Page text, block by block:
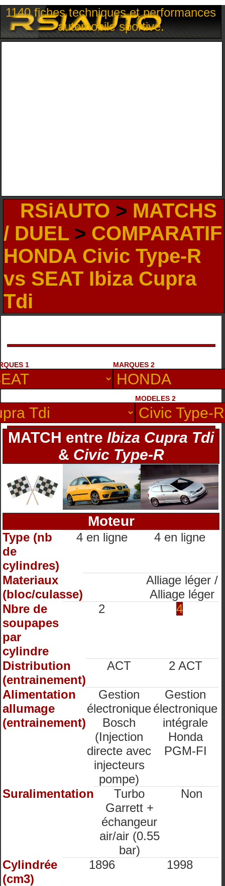
1140 fiches techniques et performances
automobile sportive.
RSiAUTO > MATCHS
/ DUEL> COMPARATIF
HONDA Civic Type-R
vs SEAT Ibiza Cupra
Tdi
1 MARQUES 2
MODELES 2
MATCH entreIbiza Cupra Tdi
& Civic Type-R
Moteur
Type (nb
de
cylindres)
4 en ligne 4 en ligne
Materiaux
(bloc/culasse)
Alliage léger /
Alliage léger
Nbre de
soupapes
par
cylindre
2 4
Distribution
(entrainement)
ACT 2 ACT
Alimentation
allumage
(entrainement)
Gestion
électronique
Bosch
(Injection
directe avec
injecteurs
pompe)
Gestion
électronique
intégrale
Honda
PGM-FI
Suralimentation
Turbo
Garrett +
échangeur
air/air (0.55
bar)
Non
Cylindrée
(cm3)
1896 1998